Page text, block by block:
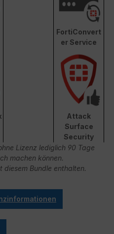
FortiConvert
er Service
Attack
Surface
Security
Lizenz lediglich 90 Tage
machen können.
diesem Bundle enthalten.